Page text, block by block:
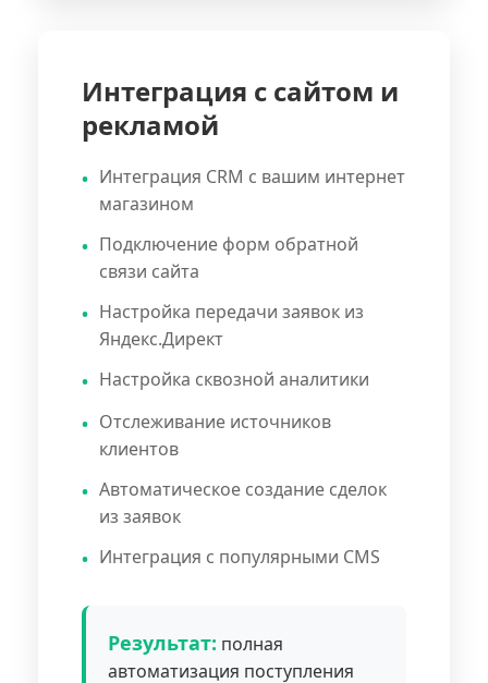
Интеграция с сайтом и
рекламой
Интеграция CRM с вашим интернет
магазином
Подключение форм обратной
связи сайта
Настройка передачи заявок из
Яндекс.Директ
Настройка сквозной аналитики
Отслеживание источников
клиентов
Автоматическое создание сделок
из заявок
Интеграция с популярными CMS
Результат: полная
автоматизация поступления